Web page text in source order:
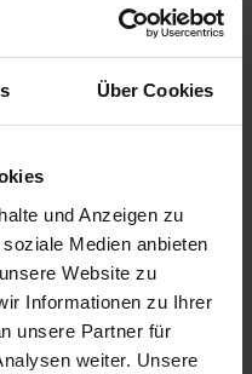
Über Cookies
und Anzeigen zu
Medien anbieten
Website zu
Informationen zu Ihrer
unsere Partner für
weiter. Unsere
check out faster, keep